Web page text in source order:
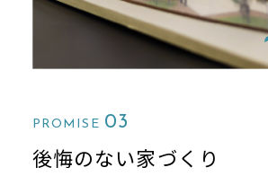
PROMISE 03
後悔のない家づくり